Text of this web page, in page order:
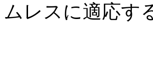
ムレスに適応す